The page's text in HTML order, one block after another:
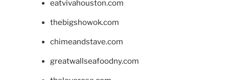
eatvivahouston.com
thebigshowok.com
chimeandstave.com
greatwallseafoodny.com